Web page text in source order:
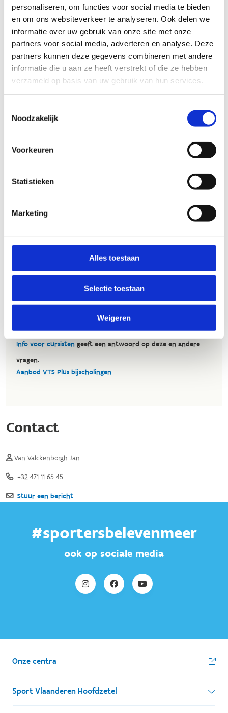
personaliseren, om functies voor social media te bieden
en om ons websiteverkeer te analyseren. Ook delen we
informatie over uw gebruik van onze site met onze
partners voor social media, adverteren en analyse. Deze
partners kunnen deze gegevens combineren met andere
informatie die u aan ze heeft verstrekt of die ze hebben
verzameld op basis van uw gebruik van hun services.
Noodzakelijk
Voorkeuren
Statistieken
Marketing
Alles toestaan
Selectie toestaan
Weigeren
#sportersbelevenmeer
ook op sociale media
Onze centra
Sport Vlaanderen Hoofdzetel